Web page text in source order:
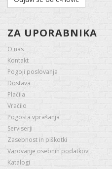
ZA UPORABNIKA
O nas
Kontakt
Pogoji poslovanja
Dostava
Plačila
Vračilo
Pogosta vprašanja
Serviserji
Zasebnost in piškotki
Varovanje osebnih podatkov
Katalogi